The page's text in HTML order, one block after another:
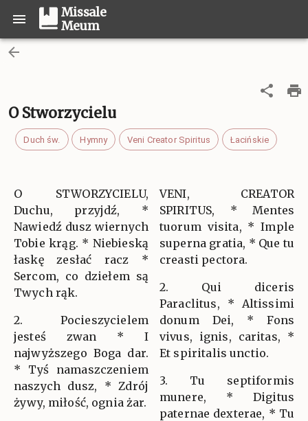
Missale
Meum
O Stworzycielu
Duch św. Hymny Veni Creator Spiritus Łacińskie
O STWORZYCIELU,
Duchu, przyjdź, *
Nawiedź dusz wiernych
Tobie krąg. * Niebieską
łaskę zesłać racz *
Sercom, co dziełem są
Twych rąk.
2. Pocieszycielem
jesteś zwan * I
najwyższego Boga dar.
* Tyś namaszczeniem
naszych dusz, * Zdrój
żywy, miłość, ognia żar.
VENI, CREATOR
SPIRITUS, * Mentes
tuorum visita, * Imple
superna gratia, * Que tu
creasti pectora.
2. Qui diceris
Paraclitus, * Altissimi
donum Dei, * Fons
vivus, ignis, caritas, *
Et spiritalis unctio.
3. Tu septiformis
munere, * Digitus
paternae dexterae, * Tu